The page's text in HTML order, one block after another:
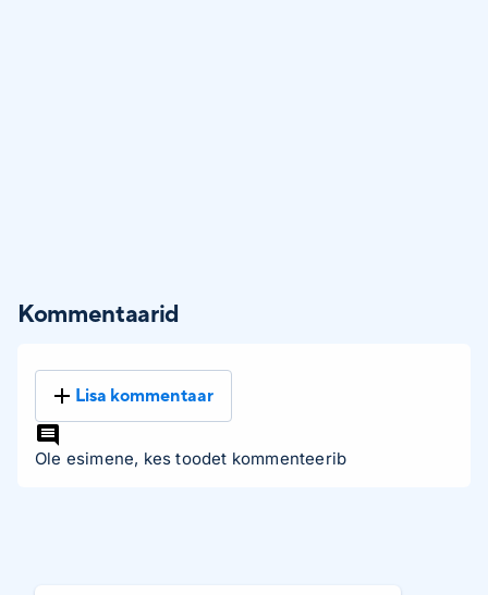
Kommentaarid
Lisa kommentaar
Ole esimene, kes toodet kommenteerib